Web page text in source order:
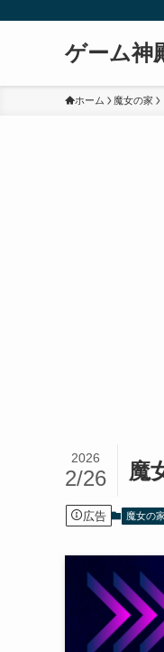
ゲーム神
ホーム 魔女の家
魔
2026
2/26
広告 魔女の家